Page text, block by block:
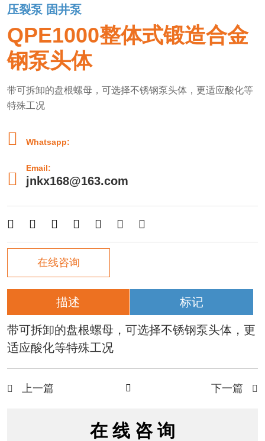
压裂泵 固井泵
QPE1000整体式锻造合金
钢泵头体
带可拆卸的盘根螺母，可选择不锈钢泵头体，更适应酸化等
特殊工况
 Whatsapp:

Email:
jnkx168@163.com
      
在线咨询
描述 标记
带可拆卸的盘根螺母，可选择不锈钢泵头体，更
适应酸化等特殊工况
 上一篇  下一篇 
在 线 咨 询